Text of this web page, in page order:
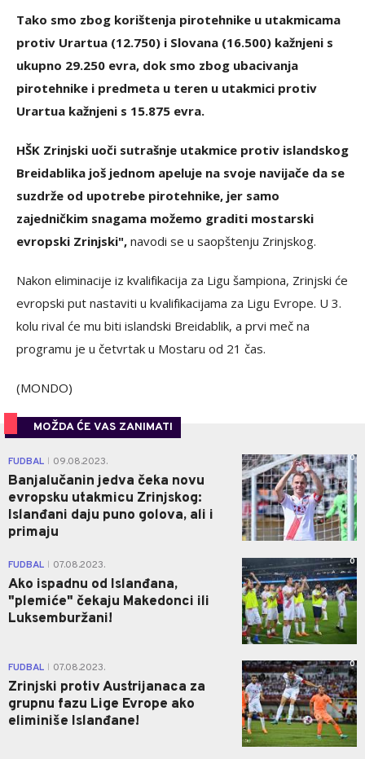
Tako smo zbog korištenja pirotehnike u utakmicama
protiv Urartua (12.750) i Slovana (16.500) kažnjeni s
ukupno 29.250 evra, dok smo zbog ubacivanja
pirotehnike i predmeta u teren u utakmici protiv
Urartua kažnjeni s 15.875 evra.
HŠK Zrinjski uoči sutrašnje utakmice protiv islandskog
Breidablika još jednom apeluje na svoje navijače da se
suzdrže od upotrebe pirotehnike, jer samo
zajedničkim snagama možemo graditi mostarski
evropski Zrinjski", navodi se u saopštenju Zrinjskog.
Nakon eliminacije iz kvalifikacija za Ligu šampiona, Zrinjski će
evropski put nastaviti u kvalifikacijama za Ligu Evrope. U 3.
kolu rival će mu biti islandski Breidablik, a prvi meč na
programu je u četvrtak u Mostaru od 21 čas.
(MONDO)
MOŽDA ĆE VAS ZANIMATI
FUDBAL 09.08.2023.
Banjalučanin jedva čeka novu
evropsku utakmicu Zrinjskog:
Islanđani daju puno golova, ali i
primaju
0
FUDBAL 07.08.2023.
Ako ispadnu od Islanđana,
"plemiće" čekaju Makedonci ili
Luksemburžani!
0
FUDBAL 07.08.2023.
Zrinjski protiv Austrijanaca za
grupnu fazu Lige Evrope ako
eliminiše Islanđane!
0